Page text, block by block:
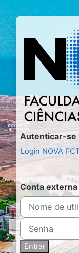
Ir para o conteúdo
Conta
Nome de
Senha
Entrar
Autenticar-se
Login NOVA